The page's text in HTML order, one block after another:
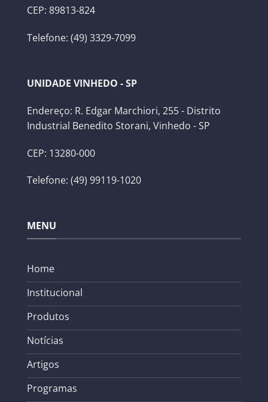
CEP: 89813-824
Telefone: (49) 3329-7099
UNIDADE VINHEDO - SP
Endereço: R. Edgar Marchiori, 255 - Distrito
Industrial Benedito Storani, Vinhedo - SP
CEP: 13280-000
Telefone: (49) 99119-1020
MENU
Home
Institucional
Produtos
Notícias
Artigos
Programas